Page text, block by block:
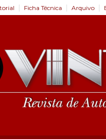
Ficha Técnica Arquivo